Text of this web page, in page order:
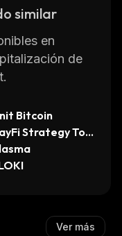
similar
en
de
Bitcoin
Strategy Tok
USDC
Ver más